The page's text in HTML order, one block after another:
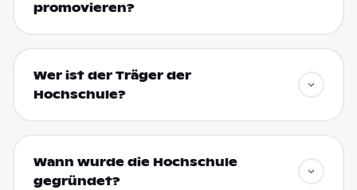
promovieren?
Wer ist der Träger der
Hochschule?
Wann wurde die Hochschule
gegründet?